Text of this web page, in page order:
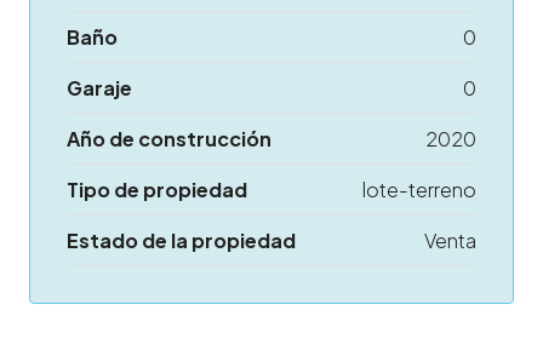
Baño
0
Garaje
0
Año de construcción
2020
Tipo de propiedad
lote-terreno
Estado de la propiedad
Venta